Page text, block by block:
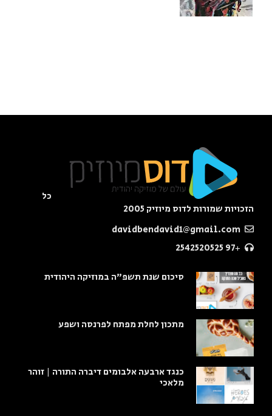
כל
הזכויות שמורות לדוס מיוזיק 2005
+97 2542520525
סיכום שנת תשפ"ה במוזיקה היהודית
מתכון לחלת מפתח לפרנסה ושפע
כנגד ארבעה אלבומים דיברה התורה | זוהר
מלאכי